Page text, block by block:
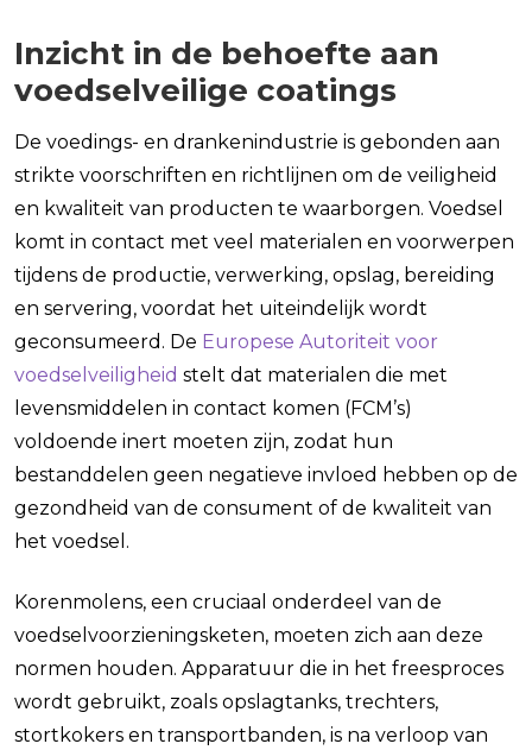
Inzicht in de behoefte aan
voedselveilige coatings
De voedings- en drankenindustrie is gebonden aan
strikte voorschriften en richtlijnen om de veiligheid
en kwaliteit van producten te waarborgen. Voedsel
komt in contact met veel materialen en voorwerpen
tijdens de productie, verwerking, opslag, bereiding
en servering, voordat het uiteindelijk wordt
geconsumeerd. De Europese Autoriteit voor
voedselveiligheid stelt dat materialen die met
levensmiddelen in contact komen (FCM’s)
voldoende inert moeten zijn, zodat hun
bestanddelen geen negatieve invloed hebben op de
gezondheid van de consument of de kwaliteit van
het voedsel.
Korenmolens, een cruciaal onderdeel van de
voedselvoorzieningsketen, moeten zich aan deze
normen houden. Apparatuur die in het freesproces
wordt gebruikt, zoals opslagtanks, trechters,
stortkokers en transportbanden, is na verloop van